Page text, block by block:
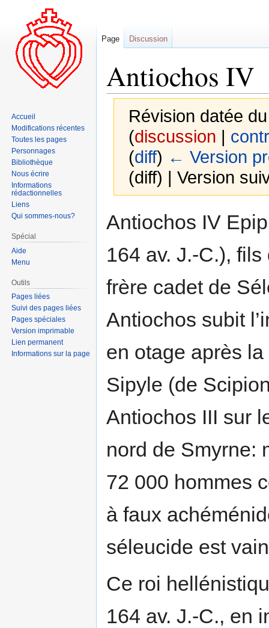
Antiochos IV
Révision datée
(discussion |
(diff) ← Version
(diff) | Version
à
navigation
à
recherche
Antiochos IV
164 av. J.-C.),
frère cadet de
Antiochos subit
en otage après
Sipyle (de
Antiochos III sur
nord de Smyrne:
72 000 hommes
à faux
séleucide est
Ce roi
164 av. J.-C., en
Page Discussion
Accueil
Modifications récentes
Toutes les pages
Personnages
Bibliothèque
Nous écrire
Informations
rédactionnelles
Liens
Qui sommes-nous?
Spécial
Aide
Menu
Outils
Pages liées
Suivi des pages liées
Pages spéciales
Version imprimable
Lien permanent
Informations sur la page